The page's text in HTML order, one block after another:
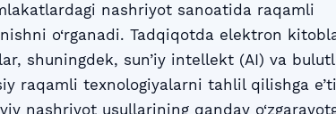
nashriyot sanoatida raqamli
o‘rganadi. Tadqiqotda elektron
shuningdek, sun’iy intellekt (AI) va
raqamli texnologiyalarni tahlil qilishga
nashriyot usullarining qanday